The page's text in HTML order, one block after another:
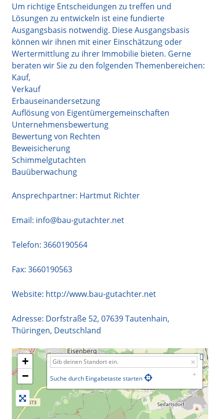
Um richtige Entscheidungen zu treffen und
Lösungen zu entwickeln ist eine fundierte
Ausgangsbasis notwendig. Diese Ausgangsbasis
können wir ihnen mit einer Einschätzung oder
Wertermittlung zu ihrer Immobilie bieten. Gerne
beraten wir Sie zu den folgenden Themenbereichen:
Kauf,
Verkauf
Erbauseinandersetzung
Auflösung von Eigentümergemeinschaften
Unternehmensbewertung
Bewertung von Rechten
Beweisicherung
Schimmelgutachten
Bauüberwachung
Ansprechpartner: Hartmut Richter
Email: info@bau-gutachter.net
Telefon: 3660190564
Fax: 3660190563
Website: http://www.bau-gutachter.net
Adresse: Dorfstraße 52, 07639Tautenhain,
Thüringen, Deutschland
+
−
Suche durch Eingabetaste starten